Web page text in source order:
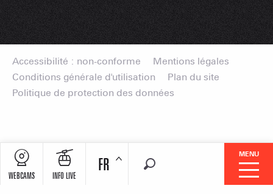
MENU
Recherche
FR
WEBCAMS INFO LIVE
Accessibilité : non-conforme
Mentions légales
Conditions générale d'utilisation
Plan du site
Politique de protection des données